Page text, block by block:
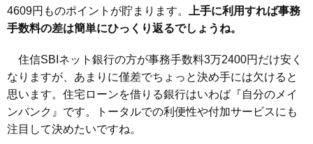
4609円ものポイントが貯まります。
上手に利用すれば事務
手数料の差は簡単にひっくり返るでしょうね。
住信SBIネット銀行の方が事務手数料3万2400円だけ安く
なりますが、あまりに僅差でちょっと決め手には欠けると
思います。住宅ローンを借りる銀行はいわば『自分のメイ
ンバンク』です。トータルでの利便性や付加サービスにも
注目して決めたいですね。